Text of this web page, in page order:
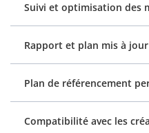
Rapport et plan mis à jour